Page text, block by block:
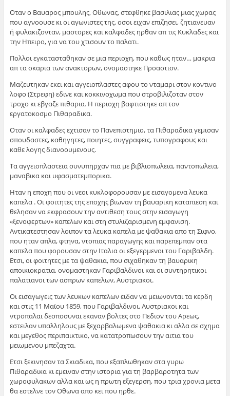
Οταν ο Βαυαρος μπουλης, Οθωνας, στεφθηκε βασιλιας μιας χωρας
που αγνοουσε κι οι αγωνιστες της, οσοι ειχαν επιζησει, ζητιανευαν
ή φυλακιζονταν, μαστορες και καλφαδες ηρθαν απ τις Κυκλαδες και
την Ηπειρο, για να του χτισουν το παλατι.
Πολλοι εγκατασταθηκαν σε μια περιοχη, που καθως ηταν… μακρια
απ τα σκαρια των ανακτορων, ονομαστηκε Προαστιον.
Μαζευτηκαν εκει και αγγειοπλαστες αφου το νταμαρι στον κοντινο
λοφο (Στρεφη) εδινε και κοκκινοχωμα που στροβιλιζοταν στον
τροχο κι εβγαζε πιθαρια. Η περιοχη βαφτιστηκε απ τον
εργατοκοσμο Πιθαραδικα.
Οταν οι καλφαδες εχτισαν το Πανεπιστημιο, τα Πιθαραδικα γεμισαν
σπουδαστες, καθηγητες, ποιητες, συγγραφεις, τυπογραφους και
καθε λογης διανοουμενους.
Τα αγγειοπλαστεια συνυπηρχαν πια με βιβλιοπωλεια, παντοπωλεια,
μαναβικα και υφασματεμπορικα.
Ηταν η εποχη που οι νεοι κυκλοφορουσαν με εισαγομενα λευκα
καπελα . Οι φοιτητες της εποχης βιωναν τη βαυαρικη καταπιεση και
θελησαν να εκφρασουν την αντιθεση τους στην εισαγωγη
«ξενοφερτων» καπελων και στη στυλιζαρισμενη εμφανιση.
Αντικατεστησαν λοιπον τα λευκα καπελα με ψαθακια απο τη Σιφνο,
που ηταν απλα, φτηνα, ντοπιας παραγωγης και παρεπεμπαν στα
καπελα που φορουσαν στην Ιταλια οι εξεγερμενοι του Γαριβαλδη.
Ετσι, οι φοιτητες με τα ψαθακια, που σιχαθηκαν τη βαυαρικη
αποικιοκρατια, ονομαστηκαν Γαριβαλδινοι και οι συντηρητικοι
παλατιανοι των ασπρων καπελων, Αυστριακοι.
Οι εισαγωγεις των λευκων καπελων ειδαν να μειωνονται τα κερδη
και στις 11 Μαϊου 1859, που Γαριβαλδινοι, Αυστριακοι και
ντροπαλαι δεσποσυναι εκαναν βολτες στο Πεδιον του Αρεως,
εστειλαν υπαλληλους με ξεχαρβαλωμενα ψαθακια κι αλλα σε σχημα
και μεγεθος περιπαικτικο, να κατατροπωσουν την αιτια του
μειωμενου μπεζαχτα.
Ετσι ξεκινησαν τα Σκιαδικα, που εξαπλωθηκαν στα γυρω
Πιθαραδικα κι εμειναν στην ιστορια για τη βαρβαροτητα των
χωροφυλακων αλλα και ως η πρωτη εξεγερση, που τρια χρονια μετα
θα εστελνε τον Οθωνα απο κει που ηρθε.